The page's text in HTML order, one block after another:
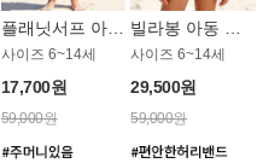
플래닛서프 아동 보드숏 UGB001CPS
사이즈 6~14세
17,700원
59,000원
사이즈 6~14세
29,500원
59,000원